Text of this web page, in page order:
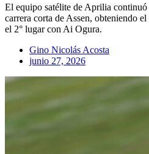
El equipo satélite de Aprilia
carrera corta de Assen, obteniendo
el 2° lugar con Ai Ogura.
Gino Nicolás Acosta
junio 27, 2026